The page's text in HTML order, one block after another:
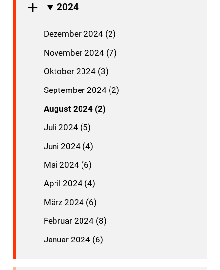
2024
Dezember 2024 (2)
November 2024 (7)
Oktober 2024 (3)
September 2024 (2)
August 2024 (2)
Juli 2024 (5)
Juni 2024 (4)
Mai 2024 (6)
April 2024 (4)
März 2024 (6)
Februar 2024 (8)
Januar 2024 (6)